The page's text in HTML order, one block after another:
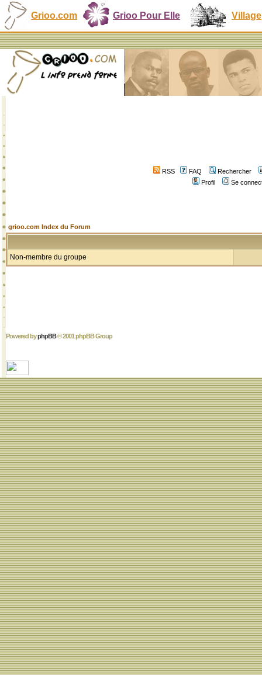
Grioo.com Grioo Pour Elle Village
RSS FAQ
Rechercher
Profil
Se
grioo.com Index du Forum
Non-membre du groupe
Powered byphpBB© 2001 phpBB Group